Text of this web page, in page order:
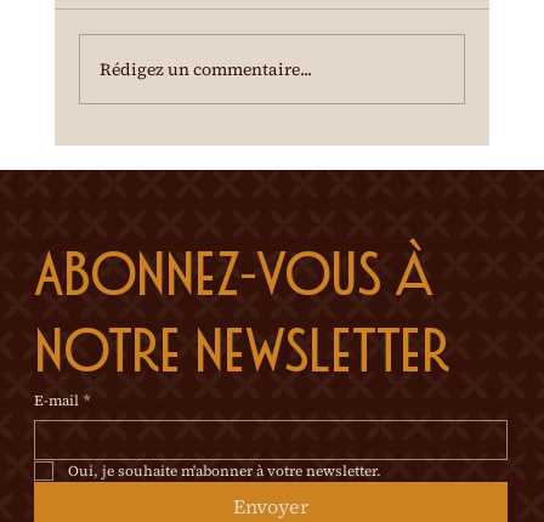
Abonnez-vous à
notre newsletter
E-mail *
Oui, je souhaite m'abonner à votre newsletter.
Envoyer
Rédigez un commentaire...